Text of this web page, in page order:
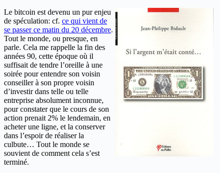
Le bitcoin est devenu un pur enjeu
de spéculation: cf. ce qui vient de
se passer ce matin du 20 décembre.
Tout le monde, ou presque, en
parle. Cela me rappelle la fin des
années 90, cette époque où il
suffisait de tendre l’oreille à une
soirée pour entendre son voisin
conseiller à son propre voisin
d’investir dans telle ou telle
entreprise absolument inconnue,
pour constater que le cours de son
action prenait 2% le lendemain, en
acheter une ligne, et la conserver
dans l’espoir de réaliser la
culbute… Tout le monde se
souvient de comment cela s’est
terminé.